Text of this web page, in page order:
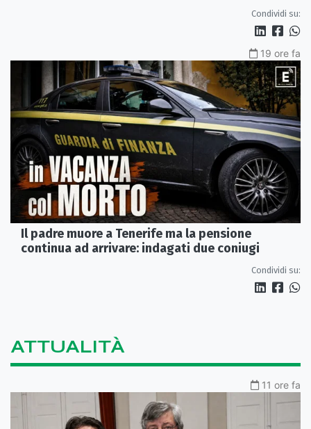
Condividi su:
19 ore fa
Il padre muore a Tenerife ma la pensione
continua ad arrivare: indagati due coniugi
Condividi su:
ATTUALITÀ
11 ore fa